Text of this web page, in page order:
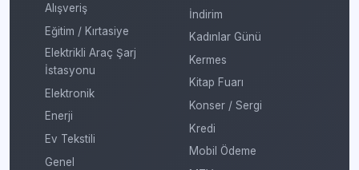
Alışveriş
Eğitim / Kırtasiye
Elektrikli Araç Şarj
İstasyonu
Elektronik
Enerji
Ev Tekstili
Genel
İndirim
Kadınlar Günü
Kermes
Kitap Fuarı
Konser / Sergi
Kredi
Mobil Ödeme